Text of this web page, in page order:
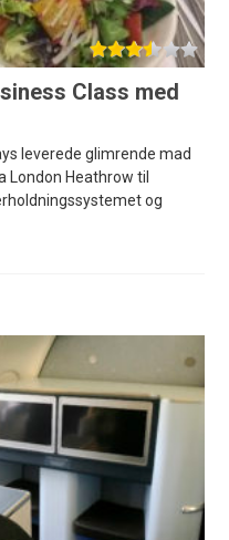
Class med
leverede glimrende mad
London Heathrow til
og